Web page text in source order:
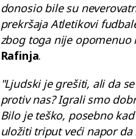
donosio bile su
prekršaja Atletikovi
zbog toga nije opomenuo
Rafinja.
"Ljudski je grešiti, ali da
protiv nas? Igrali smo
Bilo je teško, posebno
uložiti triput veći napor